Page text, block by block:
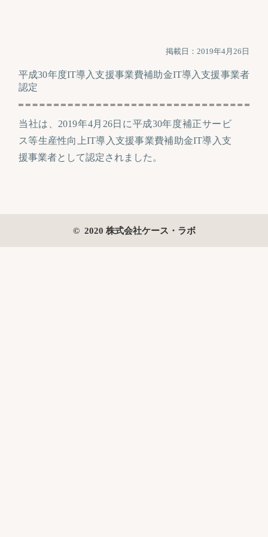
掲載日：2019年4月26日
平成30年度IT導入支援事業費補助金IT導入支援事業者
認定
当社は、2019年4月26日に平成30年度補正サービ
ス等生産性向上IT導入支援事業費補助金IT導入支
援事業者として認定されました。
© 2020 株式会社ケース・ラボ